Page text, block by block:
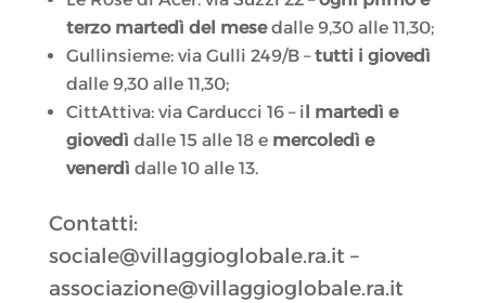
terzo martedì del mesedalle 9,30 alle 11,30;
Gullinsieme: via Gulli 249/B –tutti i giovedì
dalle 9,30 alle 11,30;
CittAttiva: via Carducci 16 – i l martedì e
giovedì dalle 15 alle 18 e mercoledì e
venerdì dalle 10 alle 13.
Contatti:
sociale@villaggioglobale.ra.it –
associazione@villaggioglobale.ra.it